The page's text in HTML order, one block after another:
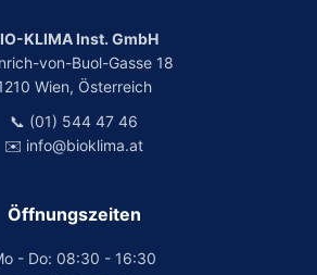
KLIMA Inst. GmbH
von-Buol-Gasse 18
Wien, Österreich
📞 (01) 544 47 46
✉️ info@bioklima.at
Öffnungszeiten
- Do: 08:30 - 16:30